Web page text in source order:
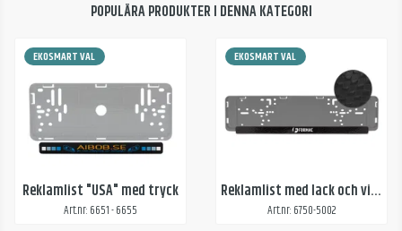
POPULÄRA PRODUKTER I DENNA KATEGORI
EKOSMART VAL
Reklamlist "USA" med tryck
Art.nr: 6651 - 6655
EKOSMART VAL
Reklamlist med lack och vitt tryck
Art.nr: 6750-5002